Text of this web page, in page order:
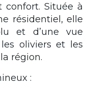
confort. Située à
résidentiel, elle
et d’une vue
oliviers et les
région.
: